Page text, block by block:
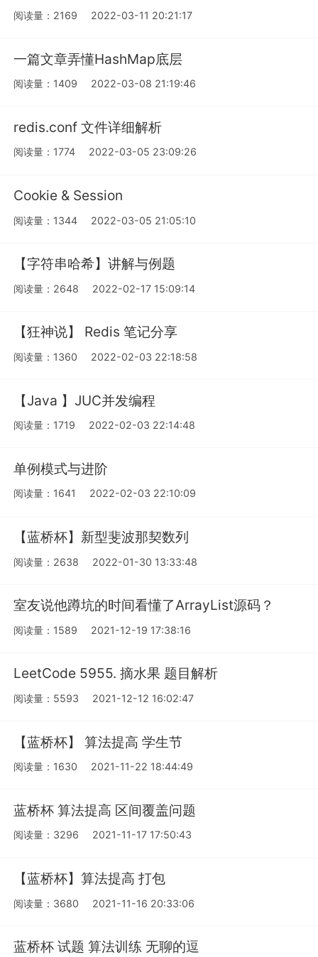
阅读量：2169 2022-03-11 20:21:17
一篇文章弄懂HashMap底层
阅读量：1409 2022-03-08 21:19:46
redis.conf 文件详细解析
阅读量：1774 2022-03-05 23:09:26
Cookie & Session
阅读量：1344 2022-03-05 21:05:10
【字符串哈希】讲解与例题
阅读量：2648 2022-02-17 15:09:14
【狂神说】 Redis 笔记分享
阅读量：1360 2022-02-03 22:18:58
【Java 】JUC并发编程
阅读量：1719 2022-02-03 22:14:48
单例模式与进阶
阅读量：1641 2022-02-03 22:10:09
【蓝桥杯】新型斐波那契数列
阅读量：2638 2022-01-30 13:33:48
室友说他蹲坑的时间看懂了ArrayList源码？
阅读量：1589 2021-12-19 17:38:16
LeetCode 5955. 摘水果 题目解析
阅读量：5593 2021-12-12 16:02:47
【蓝桥杯】 算法提高 学生节
阅读量：1630 2021-11-22 18:44:49
蓝桥杯 算法提高 区间覆盖问题
阅读量：3296 2021-11-17 17:50:43
【蓝桥杯】算法提高 打包
阅读量：3680 2021-11-16 20:33:06
蓝桥杯 试题 算法训练 无聊的逗